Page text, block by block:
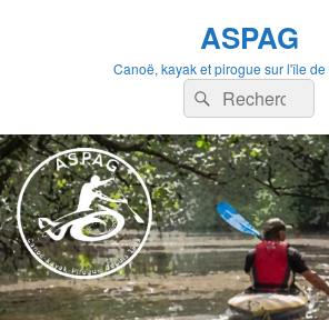
ASPAG
Canoë, kayak et pirogue sur l'île
Recherche :
Rechercher